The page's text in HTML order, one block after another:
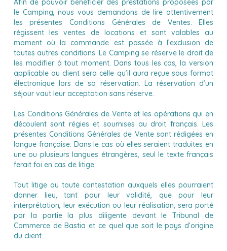
Afin de pouvoir bénéficier des prestations proposées par
le Camping, nous vous demandons de lire attentivement
les présentes Conditions Générales de Ventes. Elles
régissent les ventes de locations et sont valables au
moment où la commande est passée à l’exclusion de
toutes autres conditions. Le Camping se réserve le droit de
les modifier à tout moment. Dans tous les cas, la version
applicable au client sera celle qu’il aura reçue sous format
électronique lors de sa réservation. La réservation d’un
séjour vaut leur acceptation sans réserve.
Les Conditions Générales de Vente et les opérations qui en
découlent sont régies et soumises au droit français. Les
présentes Conditions Générales de Vente sont rédigées en
langue française. Dans le cas où elles seraient traduites en
une ou plusieurs langues étrangères, seul le texte français
ferait foi en cas de litige.
Tout litige ou toute contestation auxquels elles pourraient
donner lieu, tant pour leur validité, que pour leur
interprétation, leur exécution ou leur réalisation, sera porté
par la partie la plus diligente devant le Tribunal de
Commerce de Bastia et ce quel que soit le pays d’origine
du client.